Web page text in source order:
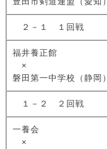
２－１ １回戦
福井養正館
×
磐田第一中学校（静岡）
１－２ ２回戦
一養会
×